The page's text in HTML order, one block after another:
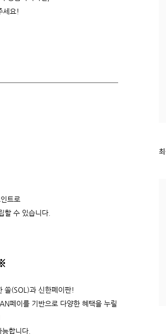
세요!
트로
할 수 있습니다.
쏠(SOL)과 신한페이판!
페이를 기반으로 다양한 혜택을 누릴
합니다.
최